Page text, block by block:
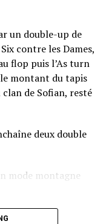
un double-up de
contre les Dames,
flop puis l’As turn
montant du tapis
de Sofian, resté
deux double
mode montagne